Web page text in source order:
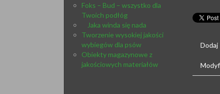
Foks – Bud – wszystko dla
Twoich podłóg
Jaka winda się nada
Tworzenie wysokiej jakości
wybiegów dla psów
Obiekty magazynowe z
jakościowych materiałów
Dodaj